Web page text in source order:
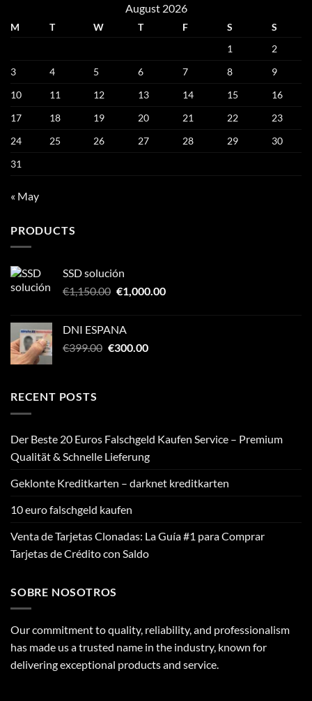
August 2026
M T W T F S
S
1
2
3
4 5 6 7 8
9
10
11 12 13 14 15
16
17
18 19 20 21 22
23
24
25 26 27 28 29
30
31
« May
PRODUCTS
SSD solución
€1,150.00 Original
€1,150.00.
€1,000.00Current
DNI ESPANA
€399.00 Original
€300.00Current
RECENT POSTS
Der Beste 20 Euros Falschgeld Kaufen Service – Premium
Qualität & Schnelle Lieferung
Geklonte Kreditkarten – darknet kreditkarten
10 euro falschgeld kaufen
Venta de Tarjetas Clonadas: La Guía #1 para Comprar
Tarjetas de Crédito con Saldo
SOBRE NOSOTROS
Our commitment to quality, reliability, and professionalism
has made us a trusted name in the industry, known for
delivering exceptional products and service.